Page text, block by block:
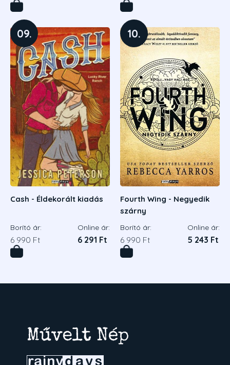
09.
Cash - Éldekorált kiadás
Borító ár:
6 990 Ft
Online ár:
6 291 Ft
10.
Fourth Wing - Negyedik
szárny
Borító ár:
6 990 Ft
Online ár:
5 243 Ft